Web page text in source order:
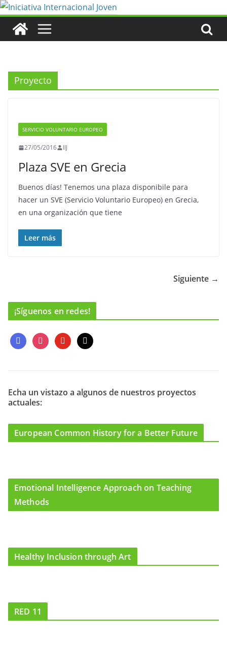
Saltar
contenido
Proyecto
SERVICIO VOLUNTARIO EUROPEO
27/05/2016 IIJ
Plaza SVE en Grecia
Buenos días! Tenemos una plaza disponibile para
hacer un SVE (Servicio Voluntario Europeo) en Grecia,
en una organización que tiene
Leer más
Siguiente →
¡Síguenos en redes!
f
a
e
o
o
i
n
t
g
r
m
y
o
t
b
m
a
l
Echa un vistazo a algunos de nuestros proyectos
actuales:
European Common History for a Better Future
Emotional Intelligence Approach on Teaching
Methods
Healthy Inclusion through Art
RED 11